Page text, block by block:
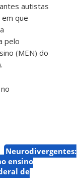
autistas
que
pelo
(MEN) do
Neurodivergentes:
ensino
de